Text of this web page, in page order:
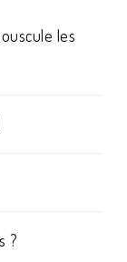
les
?